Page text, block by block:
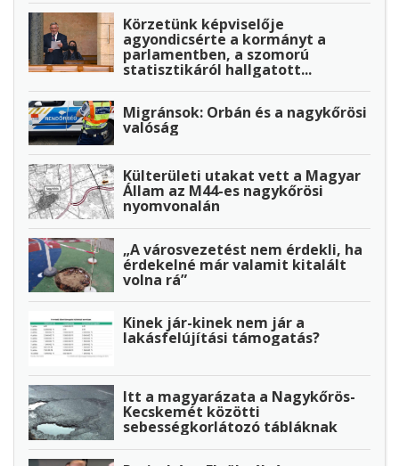
Körzetünk képviselője
agyondicsérte a kormányt a
parlamentben, a szomorú
statisztikáról hallgatott...
Migránsok: Orbán és a nagykőrösi
valóság
Külterületi utakat vett a Magyar
Állam az M44-es nagykőrösi
nyomvonalán
„A városvezetést nem érdekli, ha
érdekelné már valamit kitalált
volna rá”
Kinek jár-kinek nem jár a
lakásfelújítási támogatás?
Itt a magyarázata a Nagykőrös-
Kecskemét közötti
sebességkorlátozó tábláknak